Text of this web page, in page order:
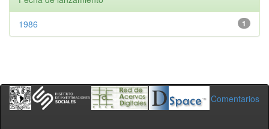
1
1986
Comentarios